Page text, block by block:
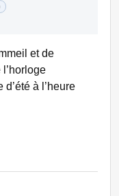
et de
à l’heure